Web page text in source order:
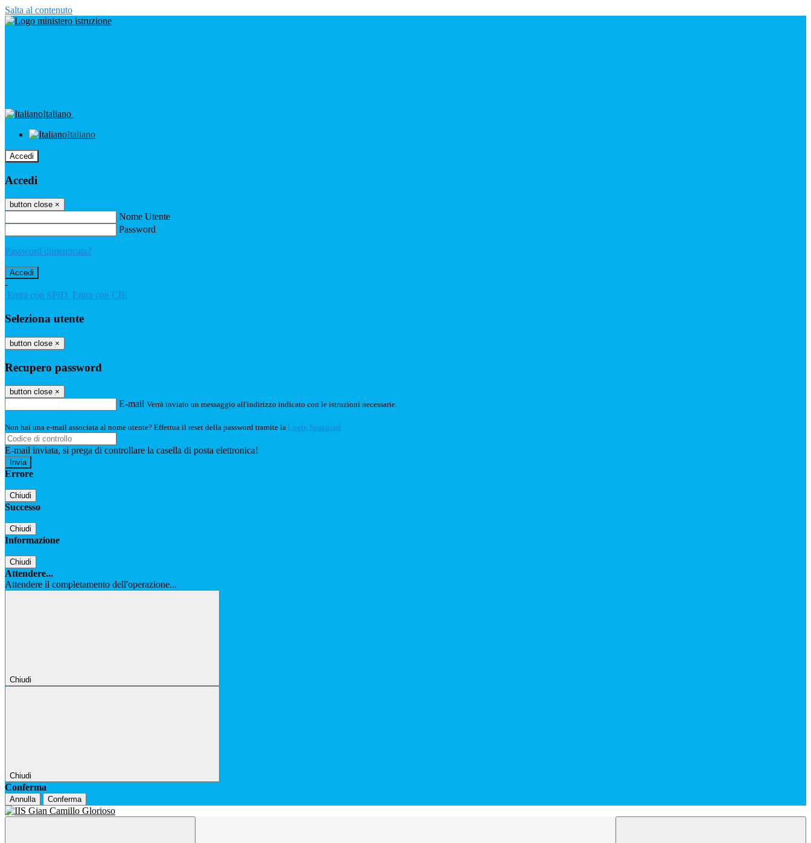
Salta al contenuto
Italiano
Italiano
Accedi
Accedi
button close ×
Nome Utente
Password
Password dimenticata?
-
Entra con SPID Entra con CIE
Seleziona utente
button close ×
Recupero password
button close ×
E-mail Verrà inviato un messaggio all'indirizzo indicato con le istruzioni necessarie.
Non hai una e-mail associata al nome utente? Effettua il reset della password tramite la Login Spaggiari
E-mail inviata, si prega di controllare la casella di posta elettronica!
Errore
Chiudi
Successo
Chiudi
Informazione
Chiudi
Attendere...
Attendere il completamento dell'operazione...
Chiudi
Chiudi
Conferma
Annulla Conferma